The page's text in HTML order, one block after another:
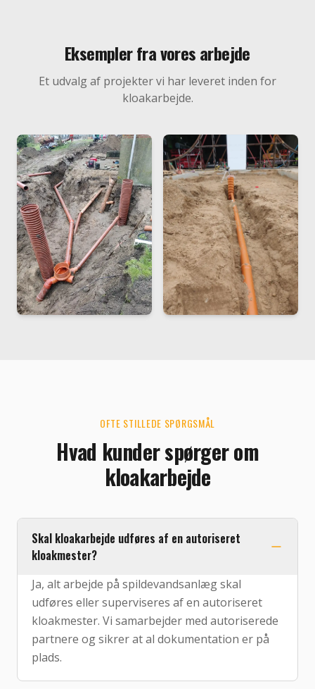
Eksempler fra vores arbejde
Et udvalg af projekter vi har leveret inden for
kloakarbejde.
OFTE STILLEDE SPØRGSMÅL
Hvad kunder spørger om
kloakarbejde
Skal kloakarbejde udføres af en autoriseret
kloakmester?
Ja, alt arbejde på spildevandsanlæg skal
udføres eller superviseres af en autoriseret
kloakmester. Vi samarbejder med autoriserede
partnere og sikrer at al dokumentation er på
plads.